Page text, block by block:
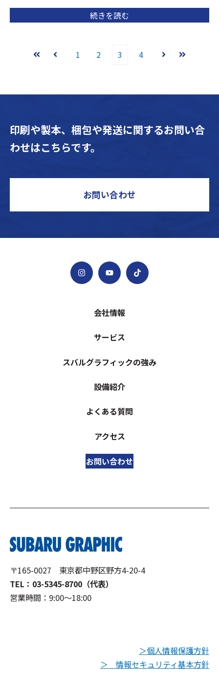
続きを読む
1 2 3 4
印刷や製本、梱包や発送に関するお問い合
わせはこちらです。
お問い合わせ
会社情報
サービス
スバルグラフィックの強み
設備紹介
よくある質問
アクセス
お問い合わせ
〒165-0027 東京都中野区野方4-20-4
TEL：03-5345-8700（代表）
営業時間：9:00～18:00
＞個人情報保護方針
＞ 情報セキュリティ基本方針